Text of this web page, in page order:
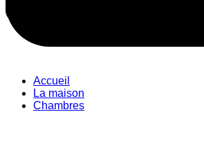
Accueil
La maison
Chambres